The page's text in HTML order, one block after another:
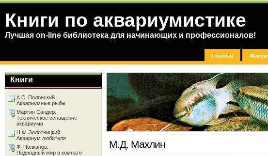
Книги по аквариумистике
Лучшая on-line библиотека для начинающих и профессионалов!
Главная Форум
М.Д. Махлин
Книги
А.С. Полонский.
Аквариумные рыбы
Мартин Сандер.
Техническое оснащение
аквариума
Н.Ф. Золотницкий.
Аквариум любителя
Ф. Полканов.
Подводный мир в комнате